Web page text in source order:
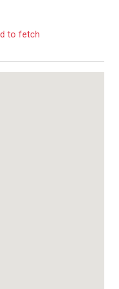
to fetch